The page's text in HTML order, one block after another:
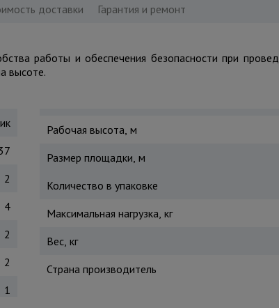
доставки Гарантия и ремонт
работы и обеспечения безопасности при
высоте.
2
4
2
2
1
Рабочая высота, м
Размер площадки, м
Количество в упаковке
Максимальная нагрузка, кг
Вес, кг
Страна производитель